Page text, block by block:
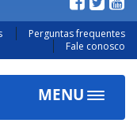
Perguntas frequentes
Fale conosco
MENU
Toggle